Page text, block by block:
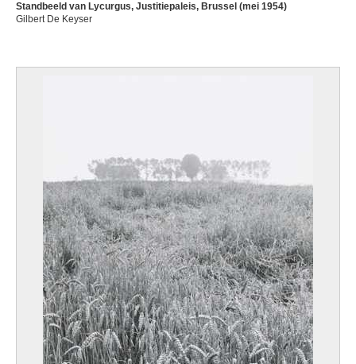
Standbeeld van Lycurgus, Justitiepaleis, Brussel (mei 1954)
Gilbert De Keyser